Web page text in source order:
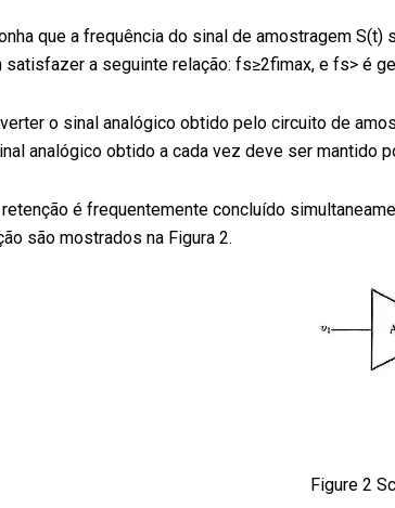
que a frequência do sinal de amostragem
a seguinte relação: fs≥2fimax, e fs> é
o sinal analógico obtido pelo circuito de
analógico obtido a cada vez deve ser
é frequentemente concluído
são mostrados na Figura 2.
Figure 2